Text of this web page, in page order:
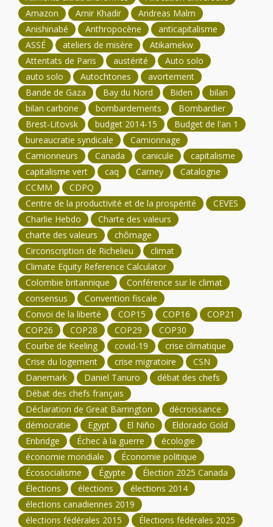
Amazon
Amir Khadir
Andreas Malm
Anishinabé
Anthropocène
anticapitalisme
ASSÉ
ateliers de misère
Atikamekw
Attentats de Paris
austérité
Auto solo
auto solo
Autochtones
avortement
Bande de Gaza
Bay du Nord Biden
bilan
bilan carbone
bombardements
Bombardier
Brest-Litovsk
budget 2014-15
Budget de l'an 1
bureaucratie syndicale
Camionnage
Camionneurs
Canada canicule
capitalisme
capitalisme vert
caq Carney
Catalogne
CCMM
CDPQ
Centre de la productivité et de la prospérité
CEVES
Charlie Hebdo
Charte des valeurs
charte des valeurs
chômage
Circonscription de Richelieu
climat
Climate Equity Reference Calculator
Colombie britannique
Conférence sur le climat
consensus
Convention fiscale
Convoi de la liberté
COP15 COP16
COP21
COP26
COP28 COP29
COP30
Courbe de Keeling
covid-19
crise climatique
Crise du logement
crise migratoire
CSN
Danemark
Daniel Tanuro
débat des chefs
Débat des chefs français
Déclaration de Great Barrington
décroissance
démocratie
Egypt El Niño
Eldorado Gold
Enbridge
Échec à la guerre
écologie
économie mondiale
Économie politique
Écosocialisme
Égypte
Élection 2025 Canada
Élections
élections
élections 2014
élections canadiennes 2019
élections fédérales 2015
Élections fédérales 2025